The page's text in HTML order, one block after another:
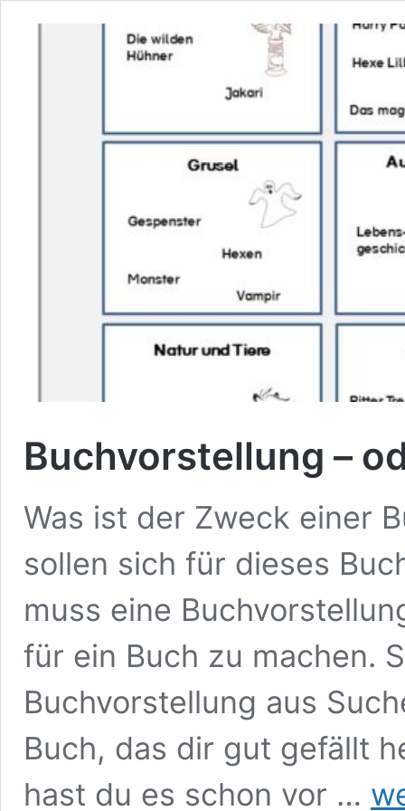
Buchvorstellung –
Was ist der Zweck einer
sollen sich für dieses
muss eine
für ein Buch zu machen.
Buchvorstellung aus
Buch, das dir gut gefällt
hast du es schon vor …
–